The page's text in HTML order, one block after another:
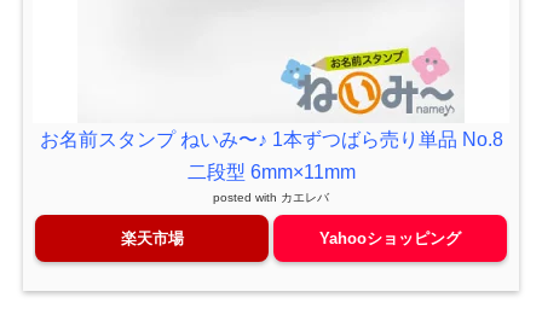
お名前スタンプ ねいみ〜♪ 1本ずつばら売り単品 No.8
二段型 6mm×11mm
posted with カエレバ
楽天市場 Yahooショッピング